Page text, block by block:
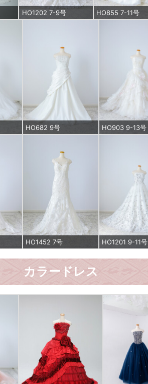
HO1202 7-9号 HO855 7-11号
HO682 9号 HO903 9-13号
HO1452 7号 HO1201 9-11号
カラードレス